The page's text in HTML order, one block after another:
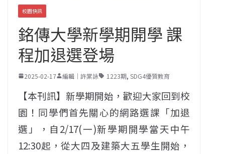
校園快訊
銘傳大學新學期開學 課
程加退選登場
2025-02-17 編輯｜許棠詠 1223期, SDG4優質教育
【本刊訊】新學期開始，歡迎大家回到校
園！同學們首先關心的網路選課「加退
選」，自2/17(一)新學期開學當天中午
12:30起，從大四及建築大五學生開始，